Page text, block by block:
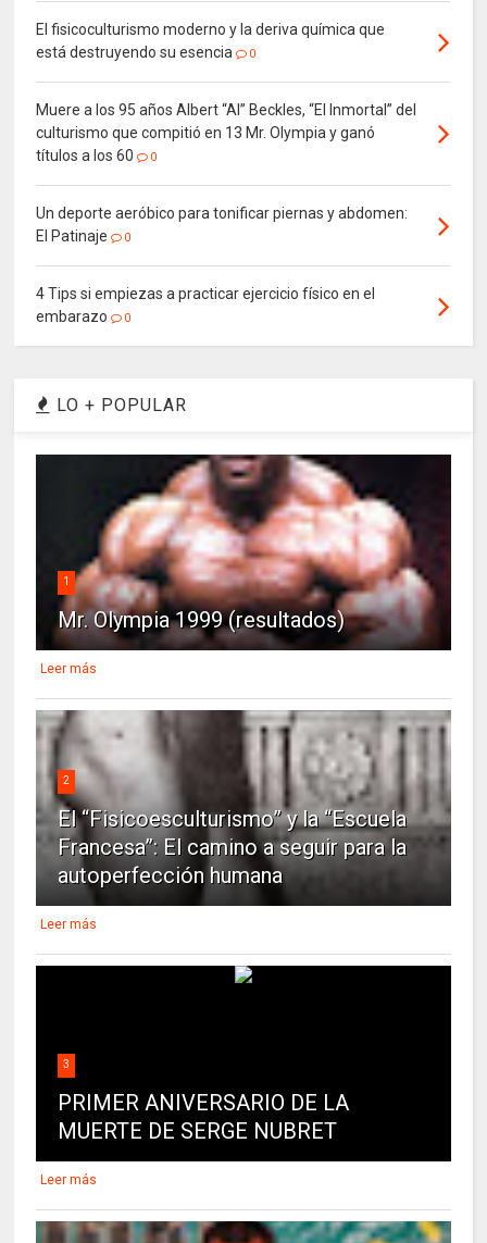
El fisicoculturismo moderno y la deriva química que
está destruyendo su esencia
0
Muere a los 95 años Albert “Al” Beckles, “El Inmortal” del
culturismo que compitió en 13 Mr. Olympia y ganó
títulos a los 60
0
Un deporte aeróbico para tonificar piernas y abdomen:
El Patinaje
0
4 Tips si empiezas a practicar ejercicio físico en el
embarazo
0
LO + POPULAR
1
Mr. Olympia 1999 (resultados)
Leer más
2
El “Fisicoesculturismo” y la “Escuela
Francesa”: El camino a seguir para la
autoperfección humana
Leer más
3
PRIMER ANIVERSARIO DE LA
MUERTE DE SERGE NUBRET
Leer más